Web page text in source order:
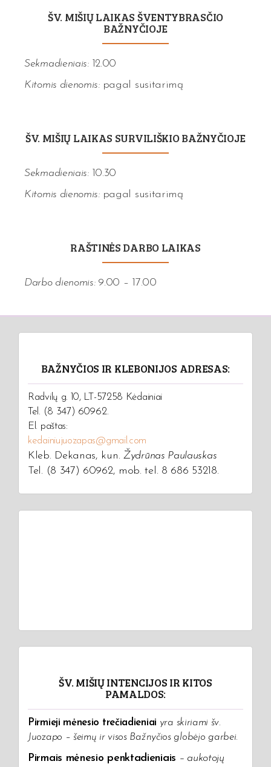
ŠV. MIŠIŲ LAIKAS ŠVENTYBRASČIO
BAŽNYČIOJE
Sekmadieniais: 12.00
Kitomis dienomis: pagal susitarimą
ŠV. MIŠIŲ LAIKAS SURVILIŠKIO BAŽNYČIOJE
Sekmadieniais: 10.30
Kitomis dienomis: pagal susitarimą
RAŠTINĖS DARBO LAIKAS
Darbo dienomis: 9.00 – 17.00
BAŽNYČIOS IR KLEBONIJOS ADRESAS:
Radvilų g. 10, LT-57258 Kėdainiai
Tel. (8 347) 60962.
El. paštas:
kedainiujuozapas@gmail.com
Kleb. Dekanas, kun. Žydrūnas Paulauskas
Tel. (8 347) 60962, mob. tel. 8 686 53218.
ŠV. MIŠIŲ INTENCIJOS IR KITOS
PAMALDOS:
Pirmieji mėnesio trečiadieniai yra skiriami šv.
Juozapo – šeimų ir visos Bažnyčios globėjo garbei.
Pirmais mėnesio penktadieniais – aukotojų